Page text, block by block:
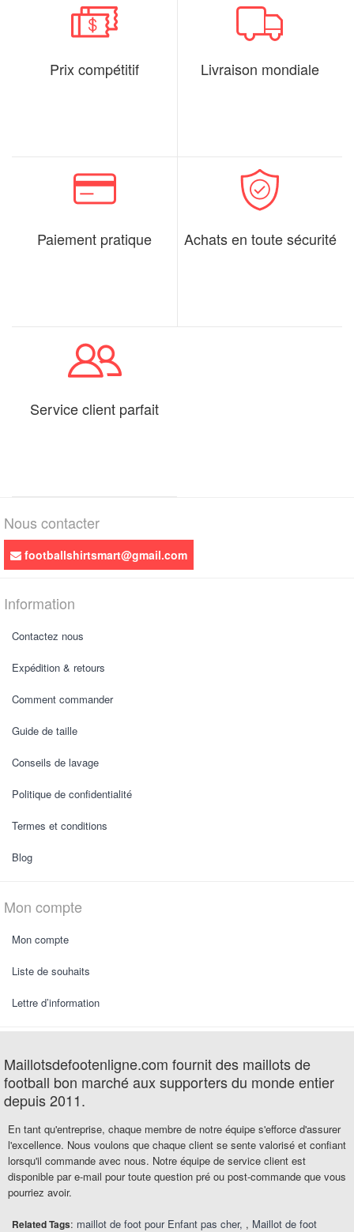
Prix compétitif Livraison mondiale
Paiement pratique Achats en toute sécurité
Service client parfait
Nous contacter
footballshirtsmart@gmail.com
Information
Contactez nous
Expédition & retours
Comment commander
Guide de taille
Conseils de lavage
Politique de confidentialité
Termes et conditions
Blog
Mon compte
Mon compte
Liste de souhaits
Lettre d’information
Maillotsdefootenligne.com fournit des maillots de
football bon marché aux supporters du monde entier
depuis 2011.
En tant qu'entreprise, chaque membre de notre équipe s'efforce d'assurer
l'excellence. Nous voulons que chaque client se sente valorisé et confiant
lorsqu'il commande avec nous. Notre équipe de service client est
disponible par e-mail pour toute question pré ou post-commande que vous
pourriez avoir.
Related Tags: maillot de foot pour Enfant pas cher , Maillot de foot